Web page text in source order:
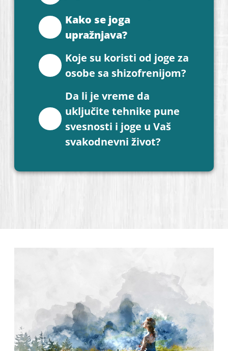
Kako se joga
upražnjava?
Koje su koristi od joge za
osobe sa shizofrenijom?
Da li je vreme da
uključite tehnike pune
svesnosti i joge u Vaš
svakodnevni život?